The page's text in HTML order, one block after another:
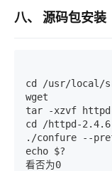
八、 源码包安装
cd /usr/local/
wget
tar -xzvf
cd /httpd-2.4.6
./confure --
echo $?
看否为0